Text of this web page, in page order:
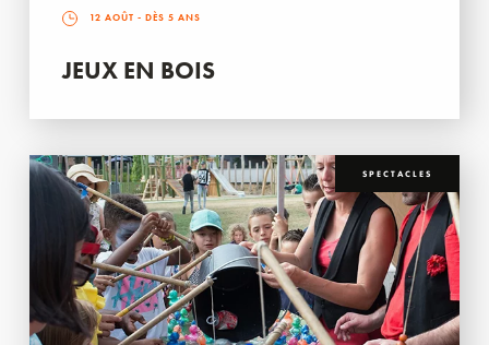
12 AOÛT - DÈS 5 ANS
JEUX EN BOIS
SPECTACLES